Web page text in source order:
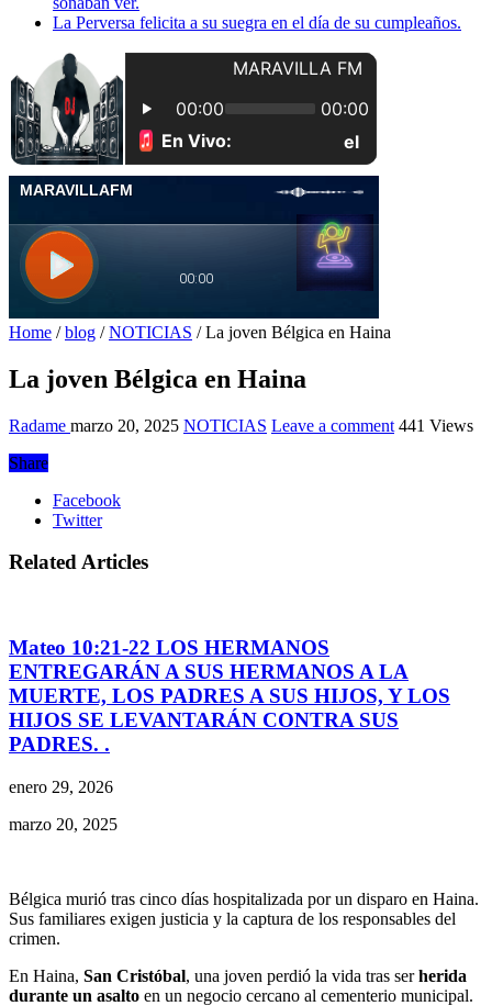
La Perversa felicita a su suegra en el día de su cumpleaños.
Home / blog / NOTICIAS / La joven Bélgica en Haina
La joven Bélgica en Haina
Radame marzo 20, 2025 NOTICIAS Leave a comment 441 Views
Share
Facebook
Twitter
Related Articles
Mateo 10:21-22 LOS HERMANOS
ENTREGARÁN A SUS HERMANOS A LA
MUERTE, LOS PADRES A SUS HIJOS, Y LOS
HIJOS SE LEVANTARÁN CONTRA SUS
PADRES. .
enero 29, 2026
marzo 20, 2025
Bélgica murió tras cinco días hospitalizada por un disparo en Haina.
Sus familiares exigen justicia y la captura de los responsables del
crimen.
En Haina, San Cristóbal, una joven perdió la vida tras serherida
durante un asalto en un negocio cercano al cementerio municipal.